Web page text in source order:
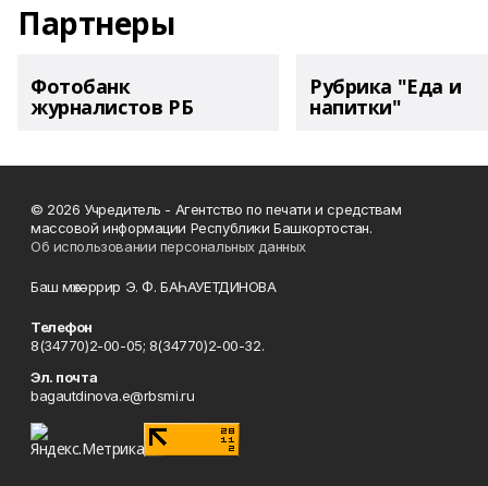
Партнеры
Фотобанк
журналистов РБ
Рубрика "Еда и
напитки"
© 2026 Учредитель - Агентство по печати и средствам
массовой информации Республики Башкортостан.
Об использовании персональных данных
Баш мөхәррир Э. Ф. БАҺАУЕТДИНОВА
Телефон
8(34770)2-00-05; 8(34770)2-00-32.
Эл. почта
bagautdinova.e@rbsmi.ru